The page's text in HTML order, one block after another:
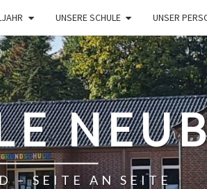
UNSERE SCHULE UNSER
– SEITE AN SEITE